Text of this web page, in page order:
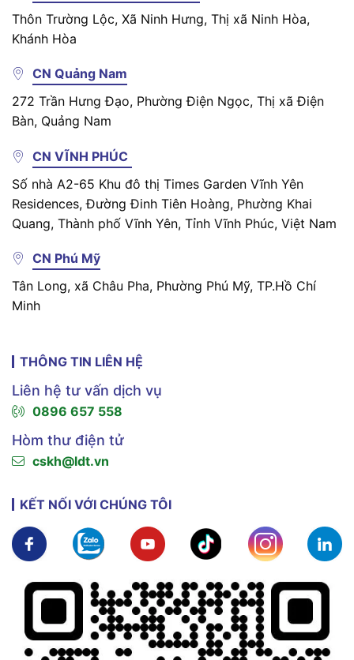
Thôn Trường Lộc, Xã Ninh Hưng, Thị xã Ninh Hòa,
Khánh Hòa
CN Quảng Nam
272 Trần Hưng Đạo, Phường Điện Ngọc, Thị xã Điện
Bàn, Quảng Nam
CN VĨNH PHÚC
Số nhà A2-65 Khu đô thị Times Garden Vĩnh Yên
Residences, Đường Đinh Tiên Hoàng, Phường Khai
Quang, Thành phố Vĩnh Yên, Tỉnh Vĩnh Phúc, Việt Nam
CN Phú Mỹ
Tân Long, xã Châu Pha, Phường Phú Mỹ, TP.Hồ Chí
Minh
THÔNG TIN LIÊN HỆ
Liên hệ tư vấn dịch vụ
0896 657 558
Hòm thư điện tử
cskh@ldt.vn
KẾT NỐI VỚI CHÚNG TÔI
Xem chi tiết Xem chi tiếtXem chi tiết Xem chi tiết Xem chi tiết